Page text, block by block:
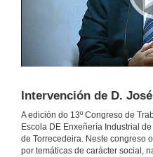
Intervención de D.
A edición do 13º Congreso de
Escola DE Enxeñería Industrial
de Torrecedeira. Neste congreso
por temáticas de carácter social,